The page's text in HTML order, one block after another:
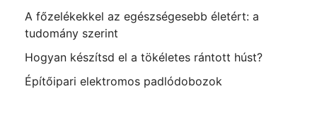
A főzelékekkel az egészségesebb életért: a
tudomány szerint
Hogyan készítsd el a tökéletes rántott húst?
Építőipari elektromos padlódobozok